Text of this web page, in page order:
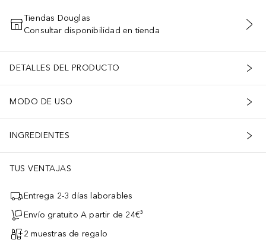
AÑADIR AL CARRITO
Tiendas Douglas
Consultar disponibilidad en tienda
DETALLES DEL PRODUCTO
MODO DE USO
INGREDIENTES
TUS VENTAJAS
Entrega 2-3 días laborables
Envío gratuito A partir de 24€³
2 muestras de regalo